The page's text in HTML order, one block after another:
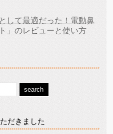
して最適だった！電動鼻
」のレビューと使い方
だきました